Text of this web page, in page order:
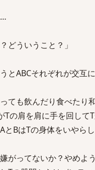
どういうこと？」
とABCそれぞれが交互
ても飲んだり食べたり
Tの肩を肩に手を回して
とBはTの身体をいやら
がってないか？やめよ